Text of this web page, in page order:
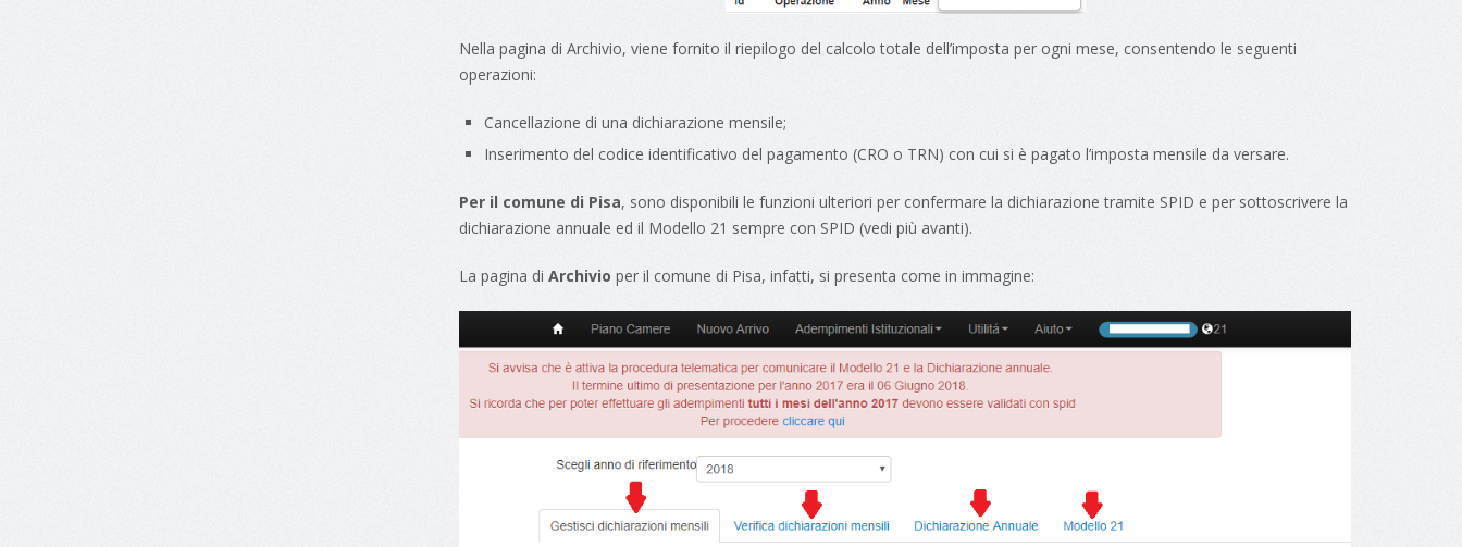
Nella pagina di Archivio, viene fornito il riepilogo del calcolo totale dell’imposta per ogni mese, consentendo le seguenti
operazioni:
Cancellazione di una dichiarazione mensile;
Inserimento del codice identificativo del pagamento (CRO o TRN) con cui si è pagato l’imposta mensile da versare.
Per il comune di Pisa, sono disponibili le funzioni ulteriori per confermare la dichiarazione tramite SPID e per sottoscrivere la
dichiarazione annuale ed il Modello 21 sempre con SPID (vedi più avanti).
La pagina di Archivio per il comune di Pisa, infatti, si presenta come in immagine: